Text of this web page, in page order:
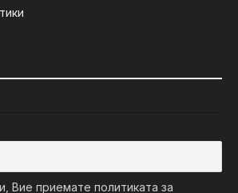
Вие приемате политиката за